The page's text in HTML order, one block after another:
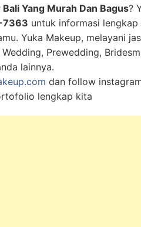
Yang Murah Dan Bagus?
untuk informasi lengkap
Yuka Makeup, melayani
Prewedding,
lainnya.
dan follow
lengkap kita